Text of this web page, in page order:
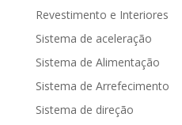
Revestimento e Interiores
Sistema de aceleração
Sistema de Alimentação
Sistema de Arrefecimento
Sistema de direção